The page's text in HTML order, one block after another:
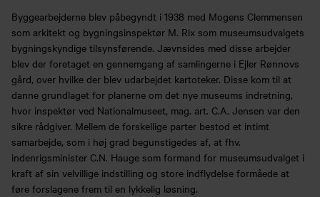
Byggearbejderne blev påbegyndt i 1938 med Mogens Clemmensen
som arkitekt og bygningsinspektør M. Rix som museumsudvalgets
bygningskyndige tilsynsførende. Jævnsides med disse arbejder
blev der foretaget en gennemgang af samlingerne i Ejler Rønnovs
gård, over hvilke der blev udarbejdet kartoteker. Disse kom til at
danne grundlaget for planerne om det nye museums indretning,
hvor inspektør ved Nationalmuseet, mag. art. C.A. Jensen var den
sikre rådgiver. Mellem de forskellige parter bestod et intimt
samarbejde, som i høj grad begunstigedes af, at fhv.
indenrigsminister C.N. Hauge som formand for museumsudvalget i
kraft af sin velvillige indstilling og store indflydelse formåede at
føre forslagene frem til en lykkelig løsning.